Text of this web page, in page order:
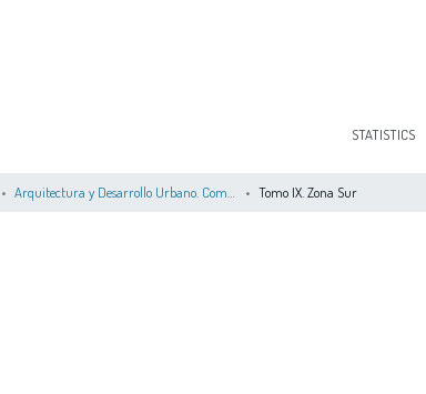
STATISTICS
Tomo IX. Zona Sur